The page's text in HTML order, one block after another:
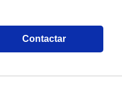
Contactar